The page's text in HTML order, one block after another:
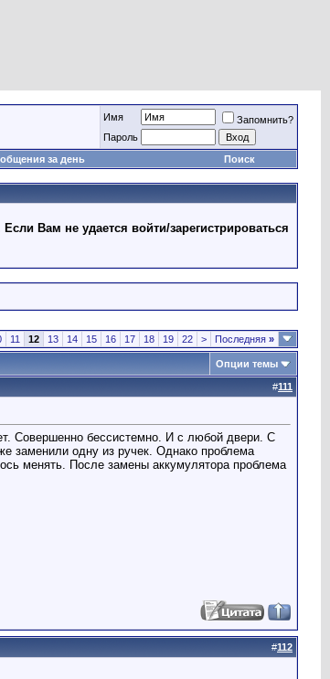
Имя
Запомнить?
Пароль
за день Поиск
Вам не удается войти/зарегистрироваться
11 12 13 14 15 16 17 18 19 22 > Последняя »
Опции темы
#111
Совершенно бессистемно. И с любой двери. С
заменили одну из ручек. Однако проблема
менять. После замены аккумулятора проблема
#112